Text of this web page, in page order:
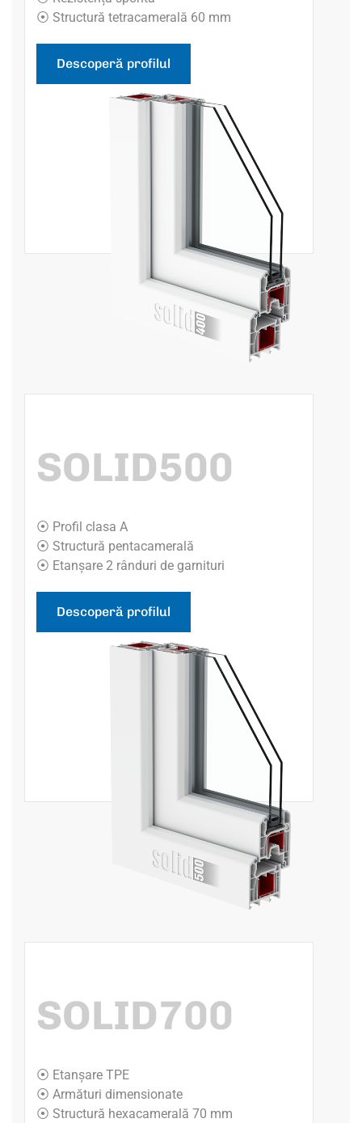
⦿ Structură tetracamerală 60 mm
Descoperă profilul
SOLID500
⦿ Profil clasa A
⦿ Structură pentacamerală
⦿ Etanșare 2 rânduri de garnituri
Descoperă profilul
SOLID700
⦿ Etanșare TPE
⦿ Armături dimensionate
⦿ Structură hexacamerală 70 mm